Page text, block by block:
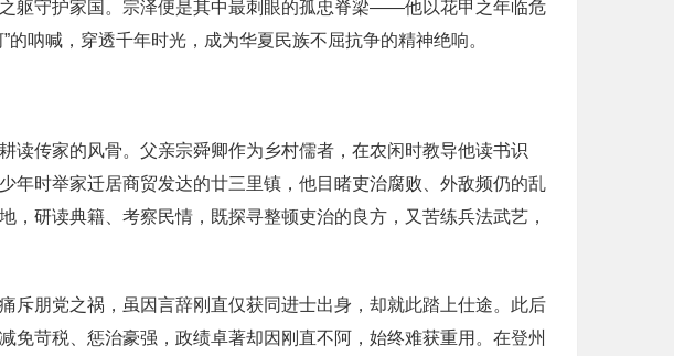
躯守护家国。宗泽便是其中最刺眼的孤忠脊梁——他以花甲之年临危
呐喊，穿透千年时光，成为华夏民族不屈抗争的精神绝响。
读传家的风骨。父亲宗舜卿作为乡村儒者，在农闲时教导他读书识
年时举家迁居商贸发达的廿三里镇，他目睹吏治腐败、外敌频仍的乱
研读典籍、考察民情，既探寻整顿吏治的良方，又苦练兵法武艺，
斥朋党之祸，虽因言辞刚直仅获同进士出身，却就此踏上仕途。此后
苛税、惩治豪强，政绩卓著却因刚直不阿，始终难获重用。在登州